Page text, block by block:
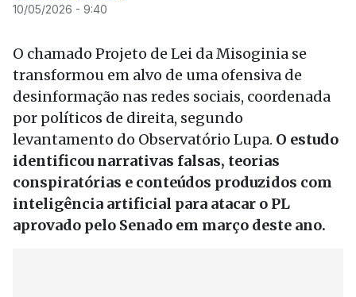
10/05/2026 - 9:40
O chamado Projeto de Lei da Misoginia se
transformou em alvo de uma ofensiva de
desinformação nas redes sociais, coordenada
por políticos de direita, segundo
levantamento do Observatório Lupa. O estudo
identificou narrativas falsas, teorias
conspiratórias e conteúdos produzidos com
inteligência artificial para atacar o PL
aprovado pelo Senado em março deste ano.